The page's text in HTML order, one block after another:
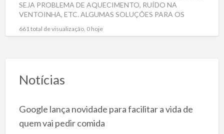
SEJA PROBLEMA DE AQUECIMENTO, RUÍDO NA
VENTOINHA, ETC. ALGUMAS SOLUÇÕES PARA OS
REPARO[…]
661 total de visualização, 0 hoje
Notícias
Google lança novidade para facilitar a vida de
quem vai pedir comida